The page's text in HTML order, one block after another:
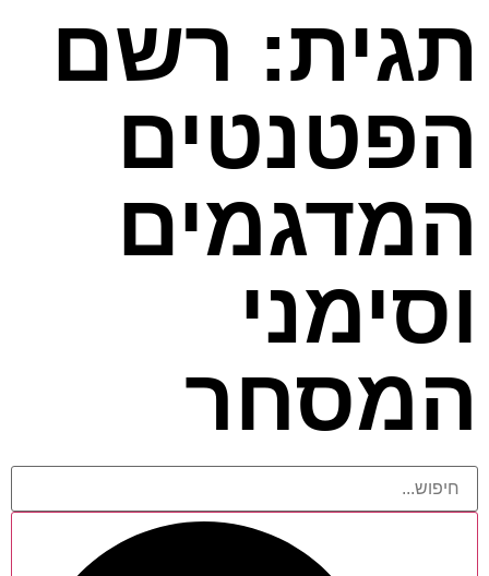
תגית: רשם
הפטנטים
המדגמים
וסימני
המסחר